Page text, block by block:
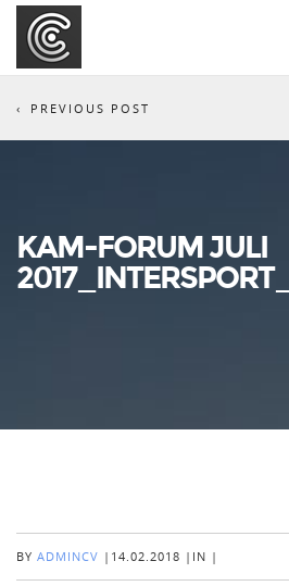
PREVIOUS POST
KAM-FORUM JULI
BY ADMINCV | 14.02.2018 | IN |